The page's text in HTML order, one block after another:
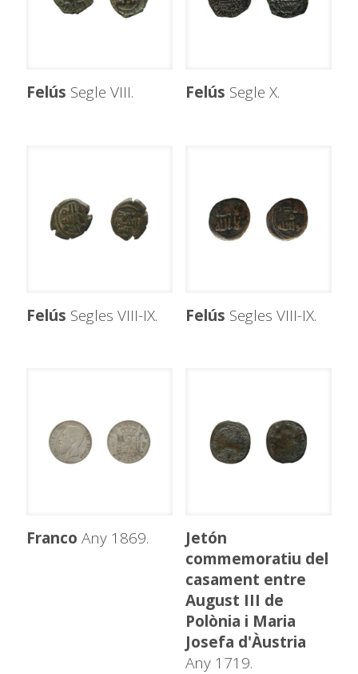
Felús Segle VIII. Felús Segle X.
Felús Segles VIII-IX. Felús Segles VIII-IX.
Franco Any 1869.
Jetón
commemoratiu del
casament entre
August III de
Polònia i Maria
Josefa d'Àustria
Any 1719.